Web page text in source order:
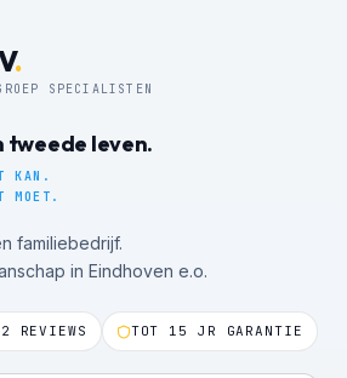
.
SPECIALISTEN
tweede leven.
KAN.
MOET.
familiebedrijf.
in Eindhoven e.o.
REVIEWS TOT 15 JR GARANTIE